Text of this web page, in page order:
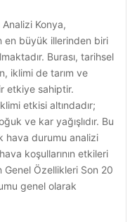
Konya,
en büyük illerinden biri
Burası, tarihsel
iklimi de tarım ve
etkiye sahiptir.
etkisi altındadır;
ve kar yağışlıdır. Bu
hava durumu analizi
koşullarının etkileri
Genel Özellikleri Son 20
genel olarak